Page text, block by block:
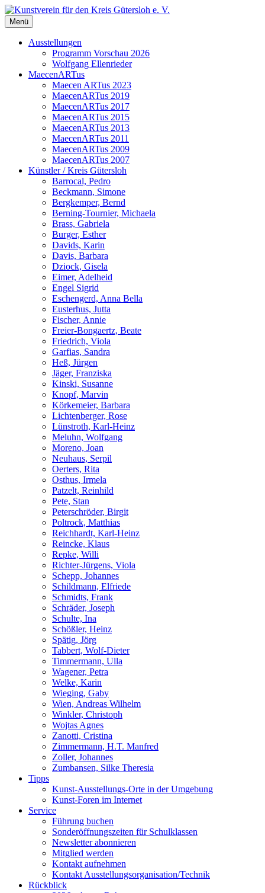
Zum
Inhalt
springen
Kunstverein für den Kreis Gütersloh e. V.
Menü
Ausstellungen
Programm Vorschau 2026
Wolfgang Ellenrieder
MaecenARTus
Maecen ARTus 2023
MaecenARTus 2019
MaecenARTus 2017
MaecenARTus 2015
MaecenARTus 2013
MaecenARTus 2011
MaecenARTus 2009
MaecenARTus 2007
Künstler / Kreis Gütersloh
Barrocal, Pedro
Beckmann, Simone
Bergkemper, Bernd
Berning-Tournier, Michaela
Brass, Gabriela
Burger, Esther
Davids, Karin
Davis, Barbara
Dziock, Gisela
Eimer, Adelheid
Engel Sigrid
Eschengerd, Anna Bella
Eusterhus, Jutta
Fischer, Annie
Freier-Bongaertz, Beate
Friedrich, Viola
Garfias, Sandra
Heß, Jürgen
Jäger, Franziska
Kinski, Susanne
Knopf, Marvin
Körkemeier, Barbara
Lichtenberger, Rose
Lünstroth, Karl-Heinz
Meluhn, Wolfgang
Moreno, Joan
Neuhaus, Serpil
Oerters, Rita
Osthus, Irmela
Patzelt, Reinhild
Pete, Stan
Peterschröder, Birgit
Poltrock, Matthias
Reichhardt, Karl-Heinz
Reincke, Klaus
Repke, Willi
Richter-Jürgens, Viola
Schepp, Johannes
Schildmann, Elfriede
Schmidts, Frank
Schräder, Joseph
Schulte, Ina
Schößler, Heinz
Spätig, Jörg
Tabbert, Wolf-Dieter
Timmermann, Ulla
Wagener, Petra
Welke, Karin
Wieging, Gaby
Wien, Andreas Wilhelm
Winkler, Christoph
Wojtas Agnes
Zanotti, Cristina
Zimmermann, H.T. Manfred
Zoller, Johannes
Zumbansen, Silke Theresia
Tipps
Kunst-Ausstellungs-Orte in der Umgebung
Kunst-Foren im Internet
Service
Führung buchen
Sonderöffnungszeiten für Schulklassen
Newsletter abonnieren
Mitglied werden
Kontakt aufnehmen
Kontakt Ausstellungsorganisation/Technik
Rückblick